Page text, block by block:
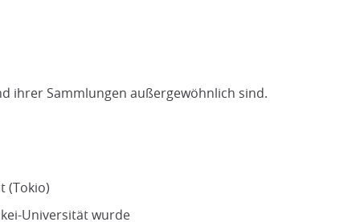
ihrer Sammlungen außergewöhnlich sind.
(Tokio)
Universität wurde